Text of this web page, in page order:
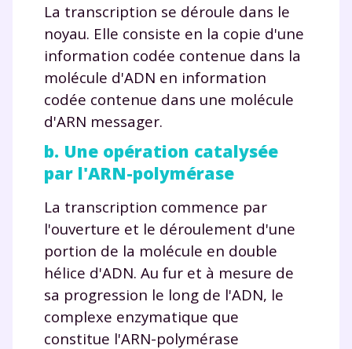
La transcription se déroule dans le
noyau. Elle consiste en la copie d'une
information codée contenue dans la
molécule d'ADN en information
codée contenue dans une molécule
d'ARN messager.
b. Une opération catalysée
par l'ARN-polymérase
La transcription commence par
l'ouverture et le déroulement d'une
portion de la molécule en double
hélice d'ADN. Au fur et à mesure de
sa progression le long de l'ADN, le
complexe enzymatique que
constitue l'ARN-polymérase